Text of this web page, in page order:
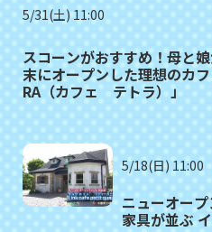
5/31(土) 11:00
スコーンがおすすめ！母と
末にオープンした理想の
RA（カフェ テトラ）」
5/18(日) 11:00
ニューオー
家具が並ぶ